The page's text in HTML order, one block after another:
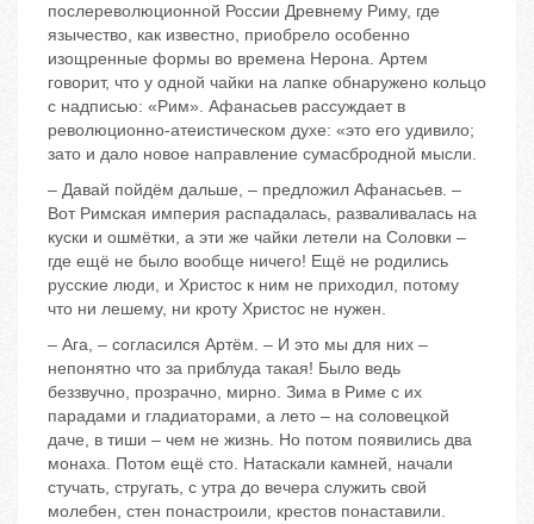
послереволюционной России Древнему Риму, где
язычество, как известно, приобрело особенно
изощренные формы во времена Нерона. Артем
говорит, что у одной чайки на лапке обнаружено кольцо
с надписью: «Рим». Афанасьев рассуждает в
революционно-атеистическом духе: «это его удивило;
зато и дало новое направление сумасбродной мысли.
– Давай пойдём дальше, – предложил Афанасьев. –
Вот Римская империя распадалась, разваливалась на
куски и ошмётки, а эти же чайки летели на Соловки –
где ещё не было вообще ничего! Ещё не родились
русские люди, и Христос к ним не приходил, потому
что ни лешему, ни кроту Христос не нужен.
– Ага, – согласился Артём. – И это мы для них –
непонятно что за приблуда такая! Было ведь
беззвучно, прозрачно, мирно. Зима в Риме с их
парадами и гладиаторами, а лето – на соловецкой
даче, в тиши – чем не жизнь. Но потом появились два
монаха. Потом ещё сто. Натаскали камней, начали
стучать, стругать, с утра до вечера служить свой
молебен, стен понастроили, крестов понаставили.